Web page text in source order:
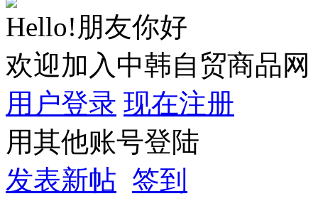
Hello!朋友你好
欢迎加入中韩自贸商品网
用户登录 现在注册
用其他账号登陆
发表新帖 签到